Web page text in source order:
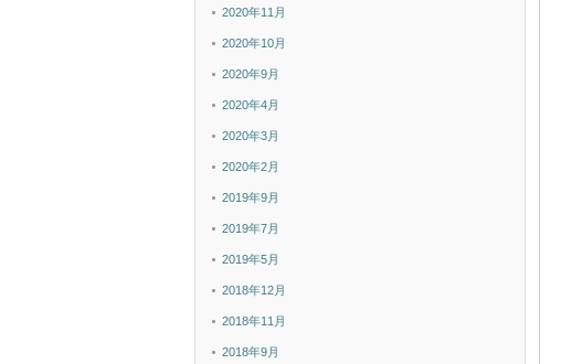
2020年11月
2020年10月
2020年9月
2020年4月
2020年3月
2020年2月
2019年9月
2019年7月
2019年5月
2018年12月
2018年11月
2018年9月